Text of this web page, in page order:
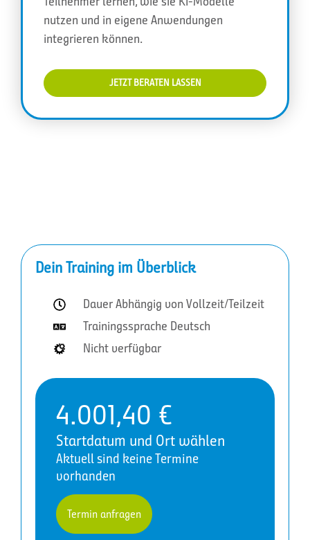
nutzen und in eigene Anwendungen
integrieren können.
JETZT BERATEN LASSEN
Dein Training im Überblick
Dauer Abhängig von Vollzeit/Teilzeit
Trainingssprache Deutsch
Nicht verfügbar
4.001,40 €
Startdatum und Ort wählen
Aktuell sind keine Termine
vorhanden
Termin anfragen